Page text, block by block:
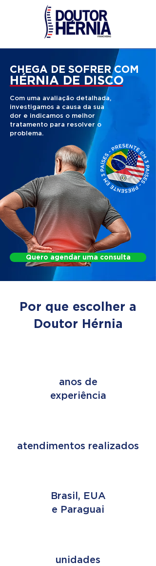
CHEGA DE SOFRER COM
HÉRNIA DE DISCO
Com uma avaliação detalhada,
investigamos a causa da sua
dor e indicamos o melhor
tratamento para resolver o
problema.
Quero agendar uma consulta
Por que escolher a
Doutor Hérnia
anos de
experiência
atendimentos realizados
Brasil, EUA
e Paraguai
unidades